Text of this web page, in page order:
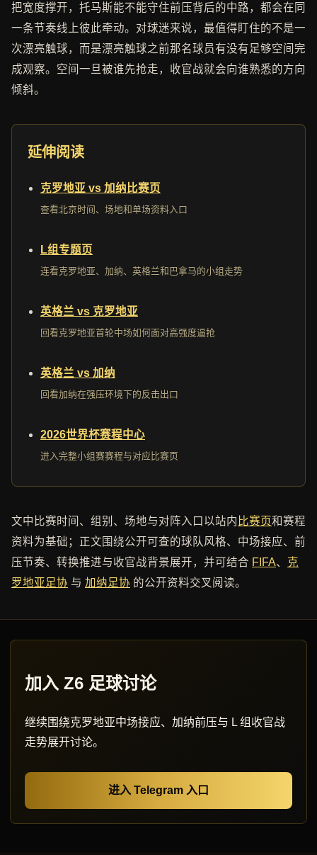
把宽度撑开，托马斯能不能守住前压背后的中路，都会在同
一条节奏线上彼此牵动。对球迷来说，最值得盯住的不是一
次漂亮触球，而是漂亮触球之前那名球员有没有足够空间完
成观察。空间一旦被谁先抢走，收官战就会向谁熟悉的方向
倾斜。
延伸阅读
克罗地亚 vs 加纳比赛页
查看北京时间、场地和单场资料入口
L组专题页
连看克罗地亚、加纳、英格兰和巴拿马的小组走势
英格兰 vs 克罗地亚
回看克罗地亚首轮中场如何面对高强度逼抢
英格兰 vs 加纳
回看加纳在强压环境下的反击出口
2026世界杯赛程中心
进入完整小组赛赛程与对应比赛页
文中比赛时间、组别、场地与对阵入口以站内 比赛页和赛程
资料为基础；正文围绕公开可查的球队风格、中场接应、前
压节奏、转换推进与收官战背景展开，并可结合 FIFA、 克
罗地亚足协 与 加纳足协 的公开资料交叉阅读。
加入 Z6 足球讨论
继续围绕克罗地亚中场接应、加纳前压与 L 组收官战
走势展开讨论。
进入 Telegram 入口